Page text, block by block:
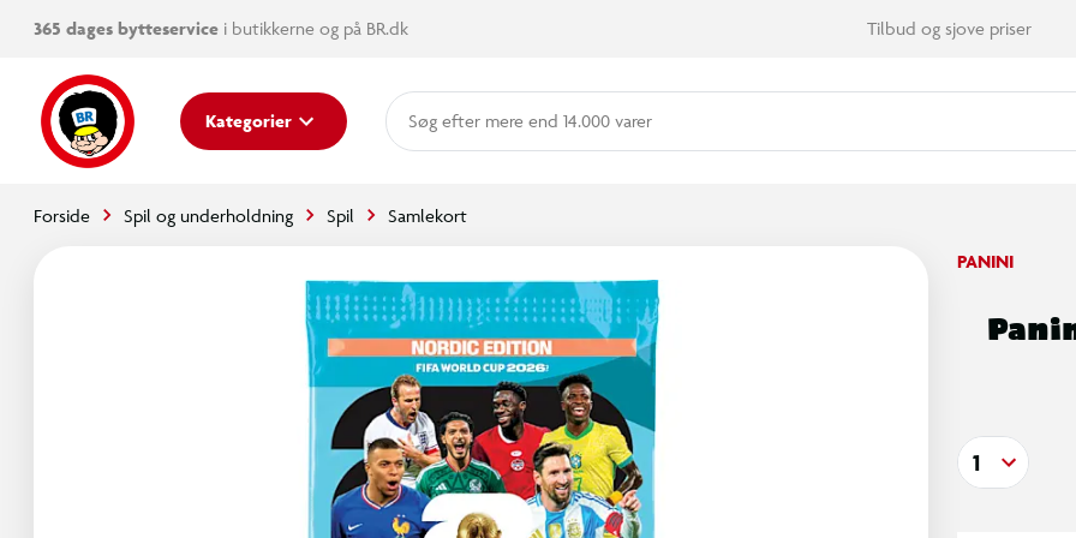
365 dages bytteservice i butikkerne og på BR.dk Tilbud og sjove priser
Kategorier mere end 14.000 varer
Forside Spil og underholdning Spil Samlekort
PANINI
1